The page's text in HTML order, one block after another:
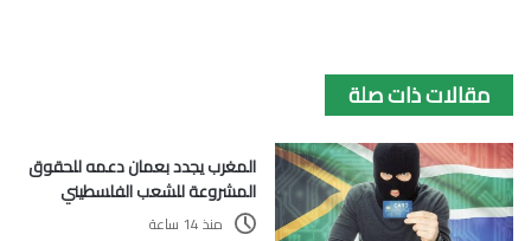
مقالات ذات صلة
المغرب يجدد بعمان دعمه للحقوق
المشروعة للشعب الفلسطيني
منذ 14 ساعة